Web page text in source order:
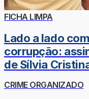
FICHA LIMPA
Lado a lado
corrupção:
de Sílvia
CRIME ORGANIZADO